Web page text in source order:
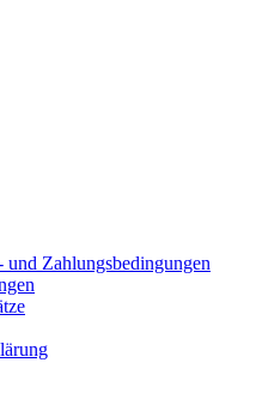
Zahlungsbedingungen